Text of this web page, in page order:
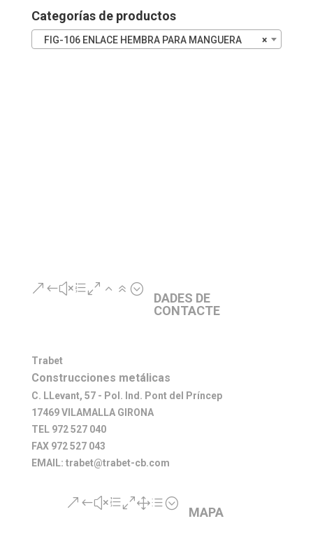
Categorías de productos
×
FIG-106 ENLACE HEMBRA PARA MANGUERA
&#xe026;
DADES DE
CONTACTE
Trabet
Construcciones metálicas
C. LLevant, 57 - Pol. Ind. Pont del Príncep
17469 VILAMALLA GIRONA
TEL 972 527 040
FAX 972 527 043
EMAIL: trabet@trabet-cb.com
&#xe01d;
MAPA